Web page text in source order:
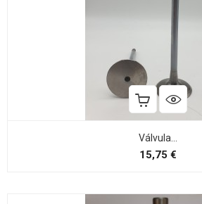
Válvula...
15,75 €Preço